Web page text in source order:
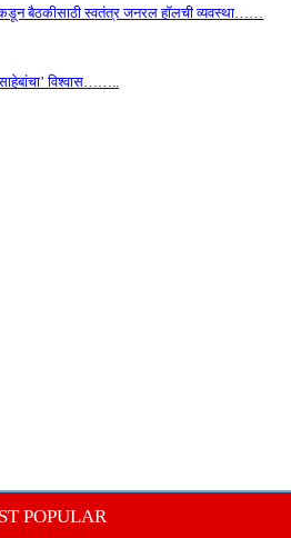
बैठकीसाठी स्वतंत्र जनरल हॉलची व्यवस्था……
विश्वास……..
POPULAR